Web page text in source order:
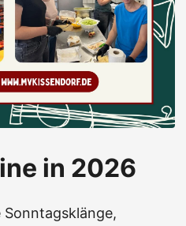
in 2026
Sonntagsklänge,